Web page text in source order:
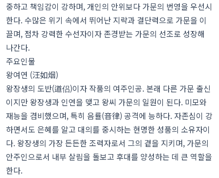
중하고 책임감이 강하며, 개인의 안위보다 가문의 번영을 우선시
한다. 수많은 위기 속에서 뛰어난 지략과 결단력으로 가문을 이
끌며, 점차 강력한 수선자이자 존경받는 가문의 선조로 성장해
나간다.
주요인물
왕여연 (汪如烟)
왕장생의 도반(道侣)이자 작품의 여주인공. 본래 다른 가문 출신
이지만 왕장생과 인연을 맺고 왕씨 가문의 일원이 된다. 미모와
재능을 겸비했으며, 특히 음률(音律) 공격에 능하다. 자존심이 강
하면서도 은혜를 알고 대의를 중시하는 현명한 성품의 소유자이
다. 왕장생의 가장 든든한 조력자로서 그의 곁을 지키며, 가문의
안주인으로서 내부 살림을 돌보고 후대를 양성하는 데 큰 역할을
한다.